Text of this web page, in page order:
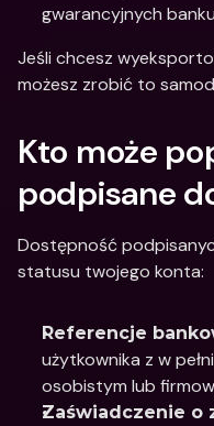
gwarancyjnych
Jeśli chcesz
możesz zrobić to
Kto może
podpisane
Dostępność
statusu twojego konta:
Referencje
użytkownika z w
osobistym lub
Zaświadczenie o